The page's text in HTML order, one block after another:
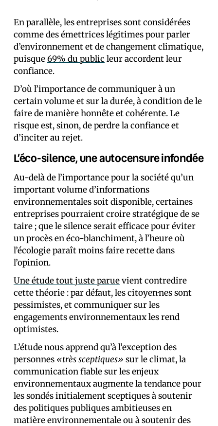
En parallèle, les entreprises sont considérées
comme des émettrices légitimes pour parler
d’environnement et de changement climatique,
puisque 69% du public leur accordent leur
confiance.
D’où l’importance de communiquer à un
certain volume et sur la durée, à condition de le
faire de manière honnête et cohérente. Le
risque est, sinon, de perdre la confiance et
d’inciter au rejet.
L’éco-silence, une autocensure infondée
Au-delà de l’importance pour la société qu’un
important volume d’informations
environnementales soit disponible, certaines
entreprises pourraient croire stratégique de se
taire ; que le silence serait efficace pour éviter
un procès en éco-blanchiment, à l’heure où
l’écologie paraît moins faire recette dans
l’opinion.
Une étude tout juste paruevient contredire
cette théorie : par défaut, les citoyen·nes sont
pessimistes, et communiquer sur les
engagements environnementaux les rend
optimistes.
L’étude nous apprend qu’à l’exception des
personnes «très sceptiques» sur le climat, la
communication fiable sur les enjeux
environnementaux augmente la tendance pour
les sondés initialement sceptiques à soutenir
des politiques publiques ambitieuses en
matière environnementale ou à soutenir des